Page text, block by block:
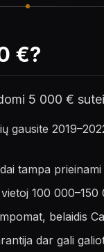
€?
5 000 €
gausite
tampa prieinami
100 000–150
belaidis
dar gali